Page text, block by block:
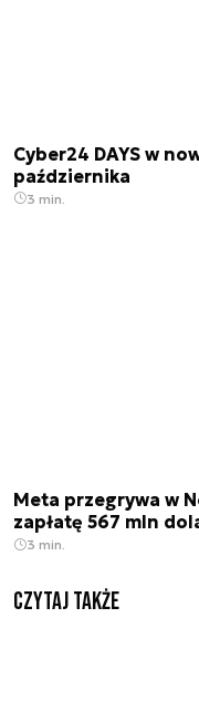
Cyber24 DAYS w
października
3 min.
Meta przegrywa w
zapłatę 567 mln
3 min.
Czytaj także